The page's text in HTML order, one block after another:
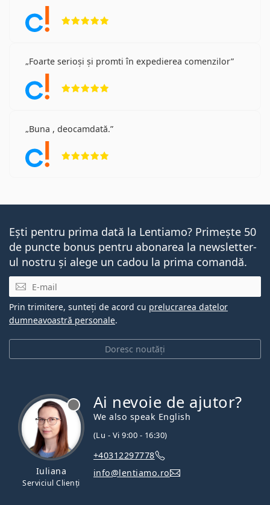
Foarte serioși și promti în expedierea comenzilor
Buna , deocamdată.
Ești pentru prima dată la Lentiamo? Primește 50
de puncte bonus pentru abonarea la newsletter-
ul nostru și alege un cadou la prima comandă.
E-mail
Doresc noutăți
Prin trimitere, sunteți de acord cu prelucrarea datelor
dumneavoastră personale.
Iuliana
Serviciul Clienți
Ai nevoie de ajutor?
We also speak English
(Lu - Vi 9:00 - 16:30)
+40312297778
info@lentiamo.ro